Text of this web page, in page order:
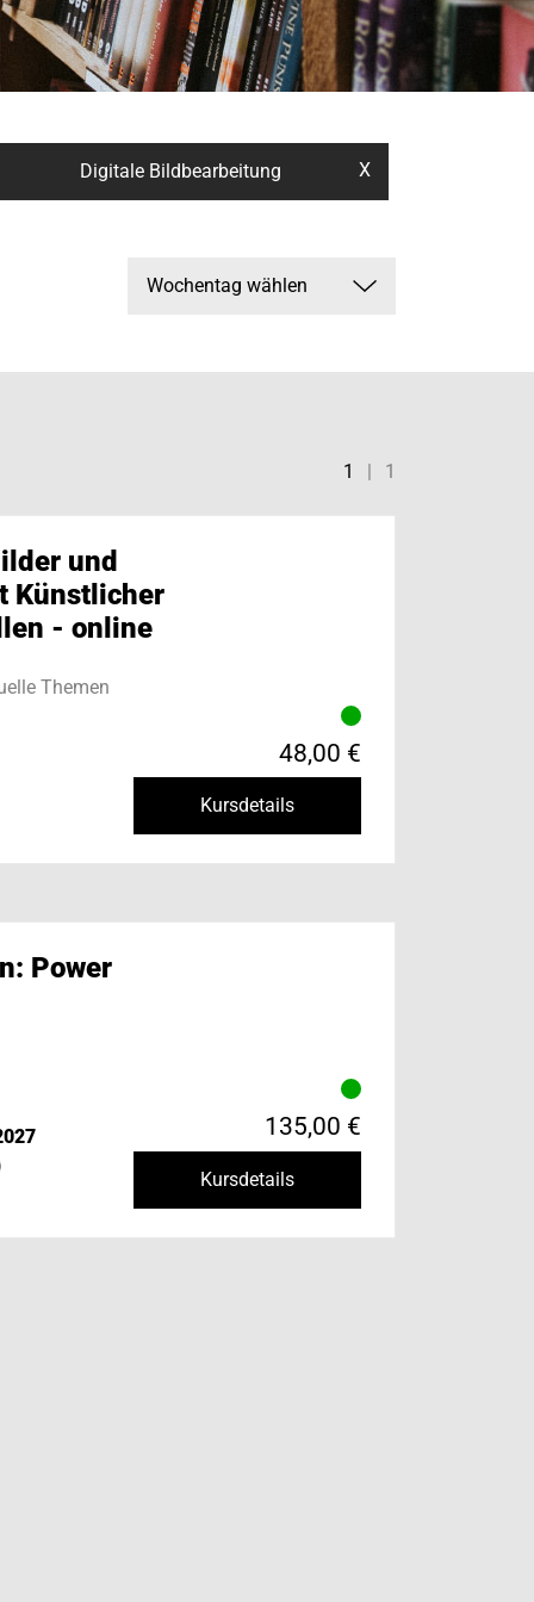
Digitale Bildbearbeitung X
1 | 1
und
Künstlicher
- online
Themen
48,00 €
Kursdetails
Power
135,00 €
Kursdetails